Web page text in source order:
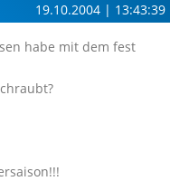
19.10.2004 | 13:43:39
habe mit dem fest